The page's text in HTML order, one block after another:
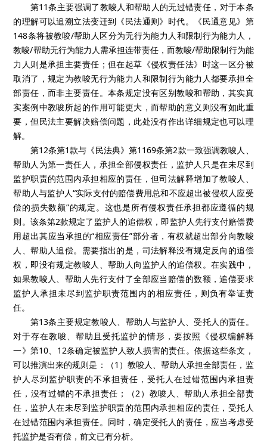
第11条主要强调了教唆人和帮助人的无过错责任，对于本条
的理解可以追溯立法变迁到《民法通则》时代。《民通意见》第
148条将被教唆/帮助人区分为无行为能力人和限制行为能力人，
教唆/帮助无行为能力人需承担连带责任，而教唆/帮助限制行为能
力人则是承担主要责任；但在起草《侵权责任法》时这一区分被
取消了，规定为教唆无行为能力人和限制行为能力人都要承担全
部责任，而非主要责任。本条规定没有区别教唆和帮助，其实真
实案例中教唆所起的作用可能更大，而帮助的意义则没有如此重
要，但民法主要解决赔偿问题，此处没有作出详细规定也可以理
解。
第12条第1款与《民法典》第1169条第2款一致强调教唆人、
帮助人为第一责任人，承担全部侵权责任，监护人只是在未尽到
监护职责的范围内承担相应的责任，但司法解释增加了教唆人、
帮助人与监护人“实际支付的赔偿费用总和不应超出被侵权人应受
偿的损失数额”的规定。这也是所有侵权责任承担都应遵循的规
则。该条第2款规定了监护人的追偿权，即监护人先行支付赔偿费
用超出其应当承担的“相应责任”部分者，有权就超出部分向教唆
人、帮助人追偿。需要指出的是，司法解释没有规定反向的追偿
权，即没有规定教唆人、帮助人向监护人的追偿权。在实践中，
如果教唆人、帮助人先行支付了全部应当赔偿的数额，追偿要求
监护人承担未尽到监护职责范围内的相应责任，则负有举证责
任。
第13条主要规定教唆人、帮助人与监护人、受托人的责任。
对于存在教唆、帮助且受托监护的情形，要按照《侵权编解释
一》第10、12条确定被监护人致人损害的责任。依据这些条文，
可以推演出来的规则是：（1）教唆人、帮助人承担全部责任，监
护人尽到监护职责的不承担责任，受托人在过错范围内承担责
任，没有过错的不承担责任；（2）教唆人、帮助人承担全部责
任，监护人在未尽到监护职责的范围内承担相应的责任，受托人
在过错范围内承担责任。同时，确定受托人的责任，应当考虑受
托监护是否有偿，前文已有分析。